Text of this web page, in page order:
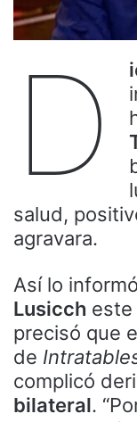
D
salud,
agravara.
Así lo
Lusicch este
precisó que
de
complicó
bilateral.